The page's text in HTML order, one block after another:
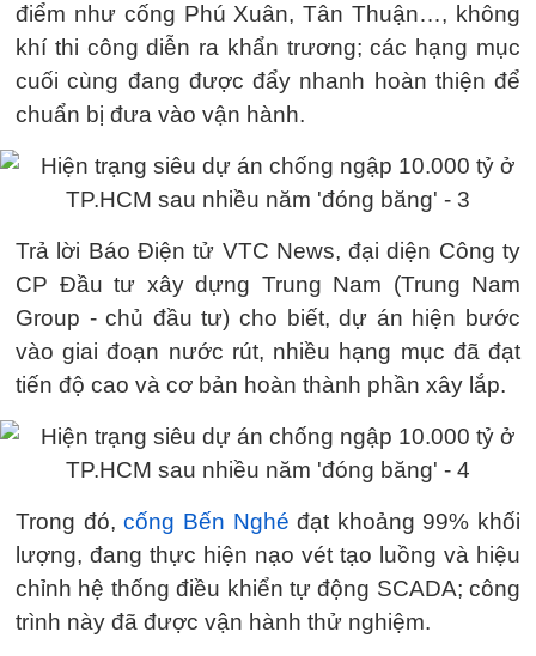
điểm như cống Phú Xuân, Tân Thuận…, không
khí thi công diễn ra khẩn trương; các hạng mục
cuối cùng đang được đẩy nhanh hoàn thiện để
chuẩn bị đưa vào vận hành.
Trả lời Báo Điện tử VTC News, đại diện Công ty
CP Đầu tư xây dựng Trung Nam (Trung Nam
Group - chủ đầu tư) cho biết, dự án hiện bước
vào giai đoạn nước rút, nhiều hạng mục đã đạt
tiến độ cao và cơ bản hoàn thành phần xây lắp.
Trong đó,cống Bến Nghé đạt khoảng 99% khối
lượng, đang thực hiện nạo vét tạo luồng và hiệu
chỉnh hệ thống điều khiển tự động SCADA; công
trình này đã được vận hành thử nghiệm.